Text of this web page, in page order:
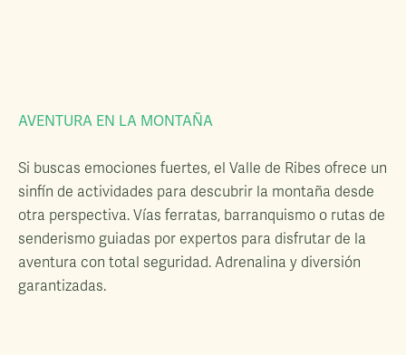
AVENTURA EN LA MONTAÑA
Si buscas emociones fuertes, el Valle de Ribes ofrece un
sinfín de actividades para descubrir la montaña desde
otra perspectiva. Vías ferratas, barranquismo o rutas de
senderismo guiadas por expertos para disfrutar de la
aventura con total seguridad. Adrenalina y diversión
garantizadas.